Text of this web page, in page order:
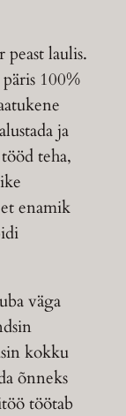
peast laulis.
100%
ja
teha,
enamik
väga
kokku
õnneks
töötab